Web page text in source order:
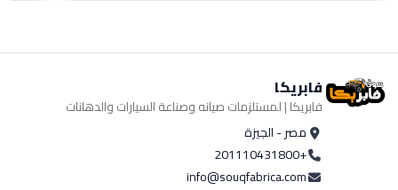
فابريكا
فابريكا | لمستلزمات صيانه وصناعة السيارات والدهانات
مصر - الجيزة
+201110431800
info@souqfabrica.com